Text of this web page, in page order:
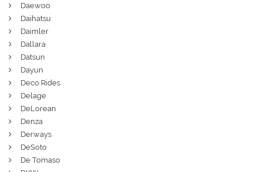
Daewoo
Daihatsu
Daimler
Dallara
Datsun
Dayun
Deco Rides
Delage
DeLorean
Denza
Derways
DeSoto
De Tomaso